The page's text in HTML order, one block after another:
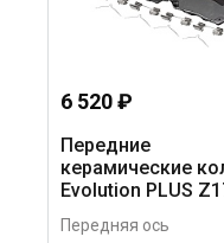
6 520 ₽
Передние
керамические
Evolution PLUS
Cadillac XT5 I, XT6
Chevrolet Traverse
Передняя ось